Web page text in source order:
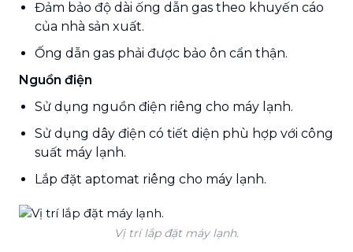
Đảm bảo độ dài ống dẫn gas theo khuyến cáo
của nhà sản xuất.
Ống dẫn gas phải được bảo ôn cẩn thận.
Nguồn điện
Sử dụng nguồn điện riêng cho máy lạnh.
Sử dụng dây điện có tiết diện phù hợp với công
suất máy lạnh.
Lắp đặt aptomat riêng cho máy lạnh.
Vị trí lắp đặt máy lạnh.